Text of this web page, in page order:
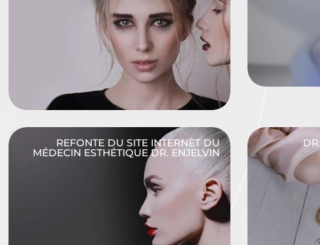
REFONTE DU SITE INTERNET DU
MÉDECIN ESTHÉTIQUE DR. ENJELVIN